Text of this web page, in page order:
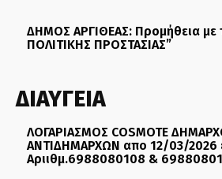
ΔΗΜΟΣ ΑΡΓΙΘΕΑΣ: Προμήθεια με
ΠΟΛΙΤΙΚΗΣ ΠΡΟΣΤΑΣΙΑΣ”
ΔΙΑΥΓΕΙΑ
ΛΟΓΑΡΙΑΣΜΟΣ COSMOTE
ΑΝΤΙΔΗΜΑΡΧΩΝ απο 12/03/2026
Αριιθμ.6988080108 &